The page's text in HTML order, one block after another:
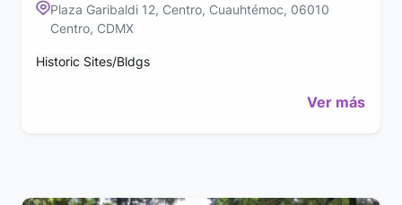
Plaza Garibaldi 12, Centro, Cuauhtémoc, 06010
Centro, CDMX
Historic Sites/Bldgs
Ver más